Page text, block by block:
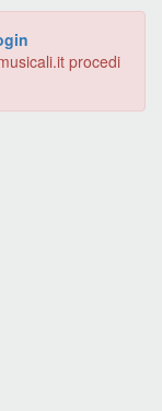
procedi